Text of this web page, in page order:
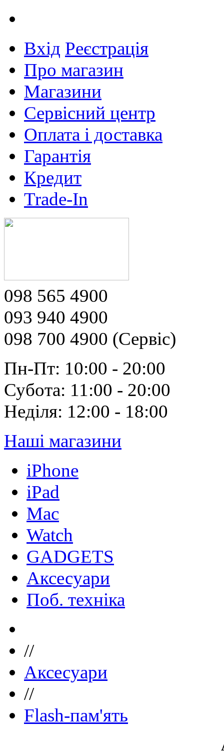
Вхід Реєстрація
Про магазин
Магазини
Сервісний центр
Оплата і доставка
Гарантія
Кредит
Trade-In
098 565 4900
093 940 4900
098 700 4900 (Сервіс)
Пн-Пт: 10:00 - 20:00
Субота: 11:00 - 20:00
Неділя: 12:00 - 18:00
Наші магазини
iPhone
iPad
Mac
Watch
GADGETS
Аксесуари
Поб. техніка
//
Аксесуари
//
Flash-пам'ять